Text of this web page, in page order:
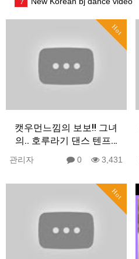
7
Hot
캣우먼느낌의 보보!! 그녀
의.. 호루라기 댄스 텐프…
관리자 0 3,431
Hot